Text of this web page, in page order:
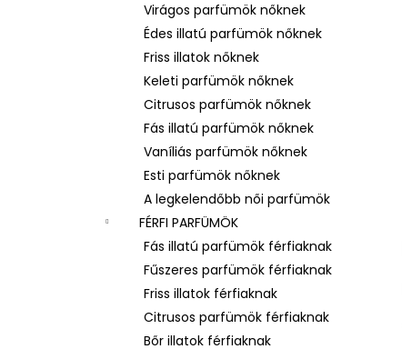
Virágos parfümök nőknek
Édes illatú parfümök nőknek
Friss illatok nőknek
Keleti parfümök nőknek
Citrusos parfümök nőknek
Fás illatú parfümök nőknek
Vaníliás parfümök nőknek
Esti parfümök nőknek
A legkelendőbb női parfümök
FÉRFI PARFÜMÖK
Fás illatú parfümök férfiaknak
Fűszeres parfümök férfiaknak
Friss illatok férfiaknak
Citrusos parfümök férfiaknak
Bőr illatok férfiaknak
LATTAFA YARA – NŐI EAU DE PARFUM
Ft600